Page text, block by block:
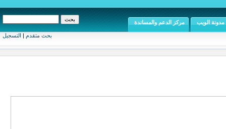
بحث متقدم | التسجيل
مدونة الويب مركز الدعم والمساندة